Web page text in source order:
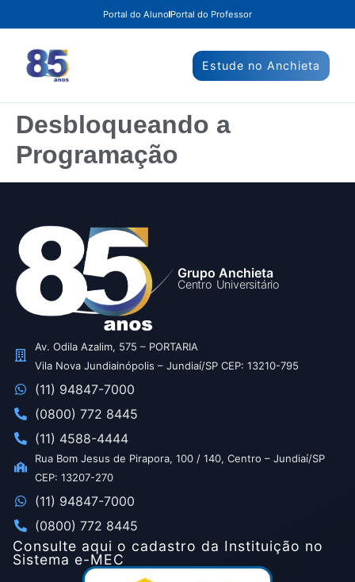
Portal do Aluno Portal do Professor
Estude no Anchieta
Desbloqueando a
Programação
Grupo Anchieta
Centro Universitário
Av. Odila Azalim, 575 – PORTARIA
Vila Nova Jundiainópolis – Jundiaí/SP CEP: 13210-795
(11) 94847-7000
(0800) 772 8445
(11) 4588-4444
Rua Bom Jesus de Pirapora, 100 / 140, Centro – Jundiaí/SP
CEP: 13207-270
(11) 94847-7000
(0800) 772 8445
Consulte aqui o cadastro da Instituição no
Sistema e-MEC